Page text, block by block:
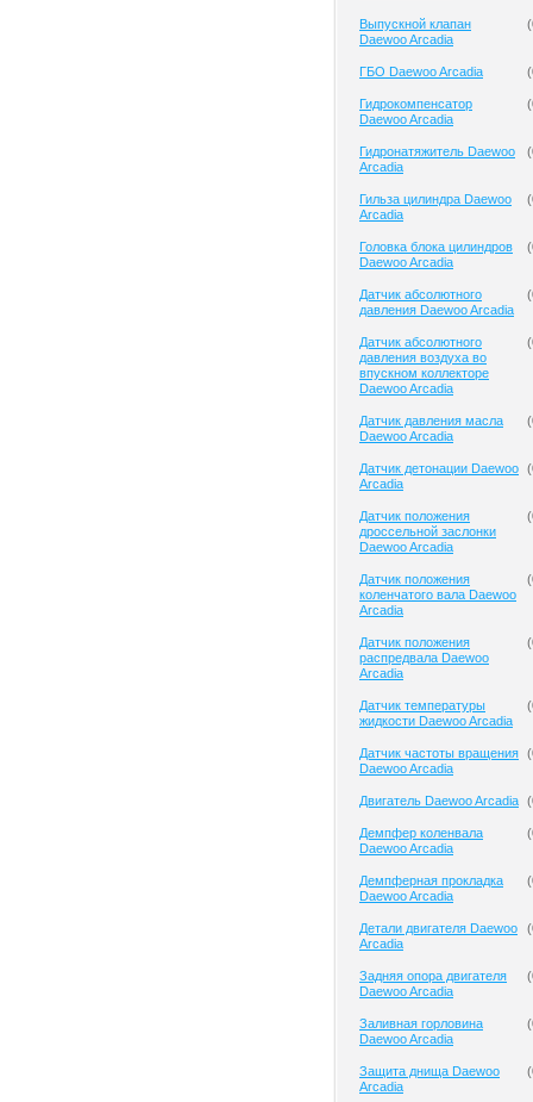
Выпускной клапан
Daewoo Arcadia
(
ГБО Daewoo Arcadia (
Гидрокомпенсатор
Daewoo Arcadia
(
Гидронатяжитель Daewoo
Arcadia
(
Гильза цилиндра Daewoo
Arcadia
(
Головка блока цилиндров
Daewoo Arcadia
(
Датчик абсолютного
давления Daewoo Arcadia
(
Датчик абсолютного
давления воздуха во
впускном коллекторе
Daewoo Arcadia
(
Датчик давления масла
Daewoo Arcadia
(
Датчик детонации Daewoo
Arcadia
(
Датчик положения
дроссельной заслонки
Daewoo Arcadia
(
Датчик положения
коленчатого вала Daewoo
Arcadia
(
Датчик положения
распредвала Daewoo
Arcadia
(
Датчик температуры
жидкости Daewoo Arcadia
(
Датчик частоты вращения
Daewoo Arcadia
(
Двигатель Daewoo Arcadia (
Демпфер коленвала
Daewoo Arcadia
(
Демпферная прокладка
Daewoo Arcadia
(
Детали двигателя Daewoo
Arcadia
(
Задняя опора двигателя
Daewoo Arcadia
(
Заливная горловина
Daewoo Arcadia
(
Защита днища Daewoo
Arcadia
(